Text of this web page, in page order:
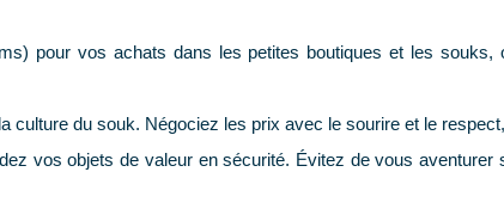
pour vos achats dans les petites boutiques et les souks,
culture du souk. Négociez les prix avec le sourire et le
vos objets de valeur en sécurité. Évitez de vous aventurer